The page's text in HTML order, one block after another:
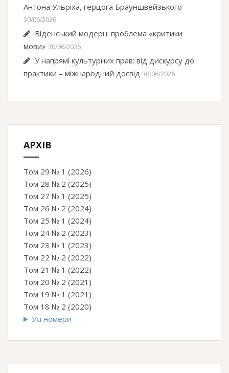
Антона Ульріха, герцога Брауншвейзького
30/06/2026
Віденський модерн: проблема «критики
мови» 30/06/2026
У напрямі культурних прав: від дискурсу до
практики – міжнародний досвід 30/06/2026
АРХІВ
Том 29 № 1 (2026)
Том 28 № 2 (2025)
Том 27 № 1 (2025)
Том 26 № 2 (2024)
Том 25 № 1 (2024)
Том 24 № 2 (2023)
Том 23 № 1 (2023)
Том 22 № 2 (2022)
Том 21 № 1 (2022)
Том 20 № 2 (2021)
Том 19 № 1 (2021)
Том 18 № 2 (2020)
Усі номери